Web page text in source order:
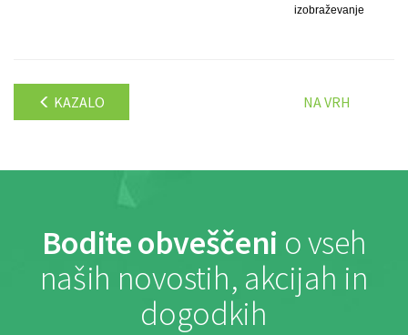
izobraževanje
KAZALO NA VRH
Bodite obveščeni o vseh
naših novostih, akcijah in
dogodkih